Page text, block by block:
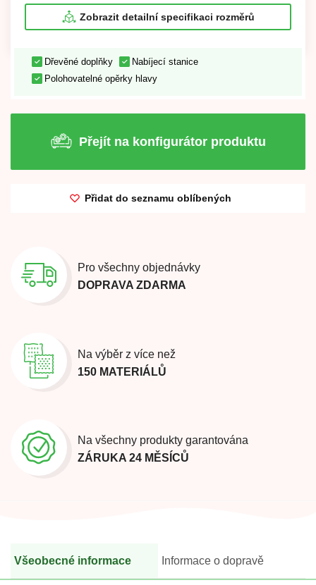
Zobrazit detailní specifikaci rozměrů
Dřevěné doplňky
Nabíjecí stanice
Polohovatelné opěrky hlavy
Přejít na konfigurátor produktu
Přidat do seznamu oblíbených
Pro všechny objednávky
DOPRAVA ZDARMA
Na výběr z více než
150 MATERIÁLŮ
Na všechny produkty garantována
ZÁRUKA 24 MĚSÍCŮ
Všeobecné informace Informace o dopravě